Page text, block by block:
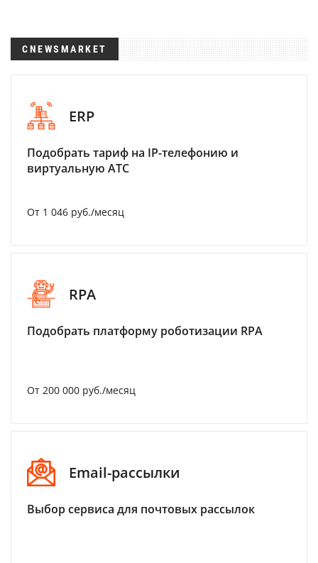
CNEWSMARKET
ERP
Подобрать тариф на IP-телефонию и
виртуальную АТС
От 1 046 руб./месяц
RPA
Подобрать платформу роботизации RPA
От 200 000 руб./месяц
Email-рассылки
Выбор сервиса для почтовых рассылок